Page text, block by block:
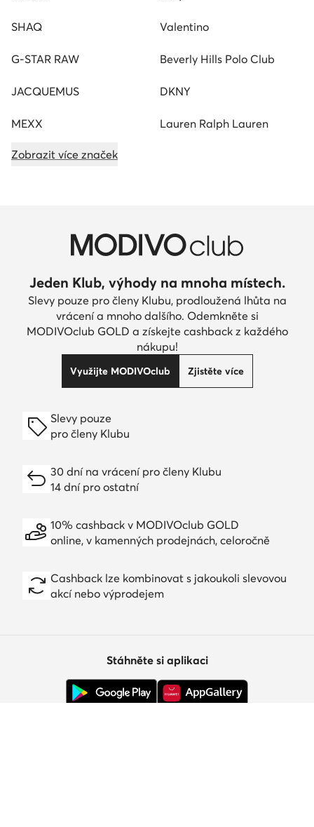
SHAQ Valentino
G-STAR RAW Beverly Hills Polo Club
JACQUEMUS DKNY
MEXX Lauren Ralph Lauren
Zobrazit více značek
Jeden Klub, výhody na mnoha místech.
Slevy pouze pro členy Klubu, prodloužená lhůta na
vrácení a mnoho dalšího. Odemkněte si
MODIVOclub GOLD a získejte cashback z každého
nákupu!
Využijte MODIVOclub Zjistěte více
Slevy pouze
pro členy Klubu
30 dní na vrácení pro členy Klubu
14 dní pro ostatní
10% cashback v MODIVOclub GOLD
online, v kamenných prodejnách, celoročně
Cashback lze kombinovat s jakoukoli slevovou
akcí nebo výprodejem
Stáhněte si aplikaci